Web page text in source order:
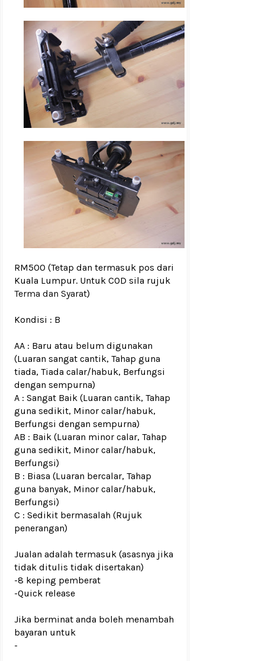
RM500 (Tetap dan termasuk pos dari
Kuala Lumpur. Untuk COD sila rujuk
Terma dan Syarat)
Kondisi : B
AA : Baru atau belum digunakan
(Luaran sangat cantik, Tahap guna
tiada, Tiada calar/habuk, Berfungsi
dengan sempurna)
A : Sangat Baik (Luaran cantik, Tahap
guna sedikit, Minor calar/habuk,
Berfungsi dengan sempurna)
AB : Baik (Luaran minor calar, Tahap
guna sedikit, Minor calar/habuk,
Berfungsi)
B : Biasa (Luaran bercalar, Tahap
guna banyak, Minor calar/habuk,
Berfungsi)
C : Sedikit bermasalah (Rujuk
penerangan)
Jualan adalah termasuk (asasnya jika
tidak ditulis tidak disertakan)
-8 keping pemberat
-Quick release
Jika berminat anda boleh menambah
bayaran untuk
-